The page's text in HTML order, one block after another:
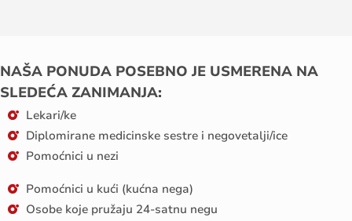
NAŠA PONUDA POSEBNO JE USMERENA NA
SLEDEĆA ZANIMANJA:
Lekari/ke
Diplomirane medicinske sestre i negovetalji/ice
Pomoćnici u nezi
Pomoćnici u kući (kućna nega)
Osobe koje pružaju 24-satnu negu